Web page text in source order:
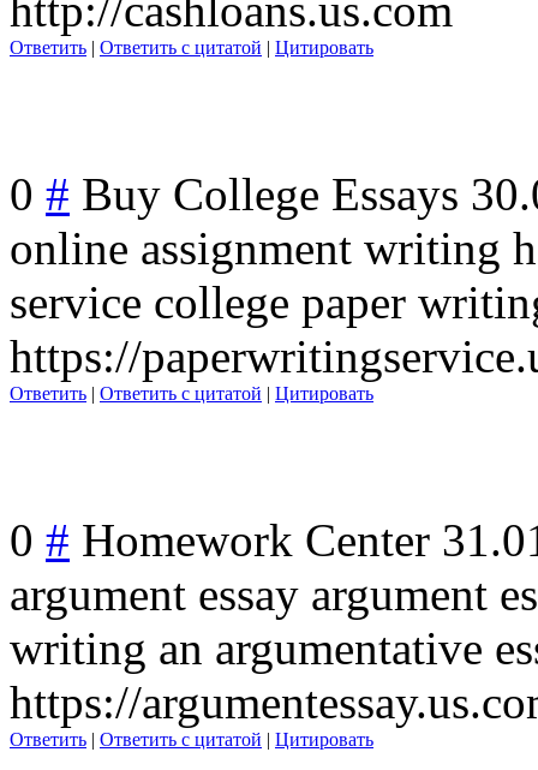
http://cashloans.us.com
Ответить | Ответить с цитатой | Цитировать
0 # Buy College Essays
online assignment writing
service college paper
https://
Ответить | Ответить с цитатой | Цитировать
0 # Homework Center
argument essay argument
writing an argumentative
https://
Ответить | Ответить с цитатой | Цитировать